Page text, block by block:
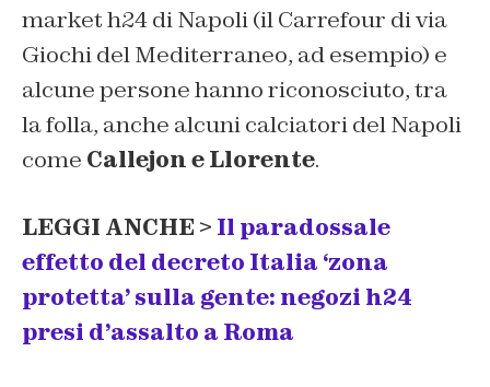
market h24 di Napoli (il Carrefour di via
Giochi del Mediterraneo, ad esempio) e
alcune persone hanno riconosciuto, tra
la folla, anche alcuni calciatori del Napoli
come Callejon e Llorente.
LEGGI ANCHE > Il paradossale
effetto del decreto Italia ‘zona
protetta’ sulla gente: negozi h24
presi d’assalto a Roma